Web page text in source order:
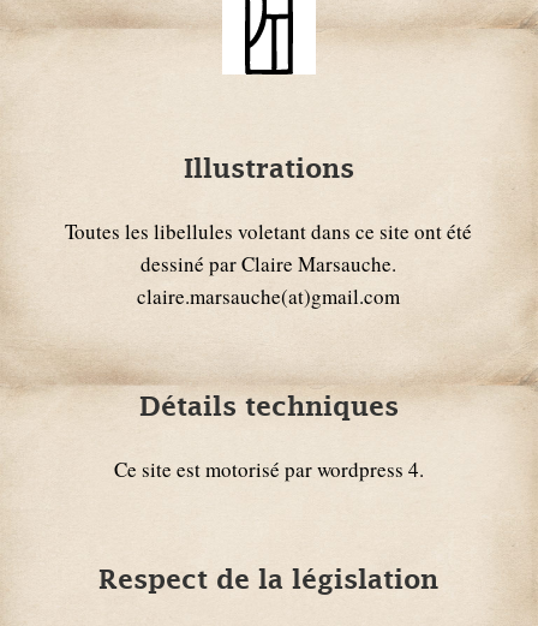
Illustrations
Toutes les libellules voletant dans ce site ont été
dessiné par Claire Marsauche.
claire.marsauche(at)gmail.com
Détails techniques
Ce site est motorisé par wordpress 4.
Respect de la législation